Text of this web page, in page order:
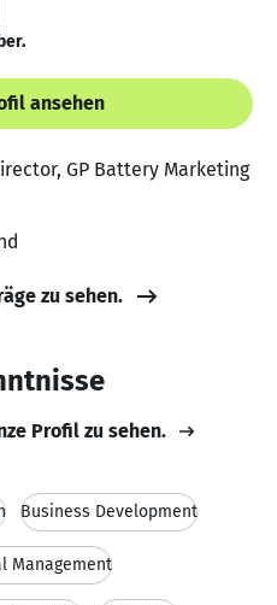
ansehen
GP Battery Marketing
zu sehen.
Profil zu sehen.
Business Development
Management